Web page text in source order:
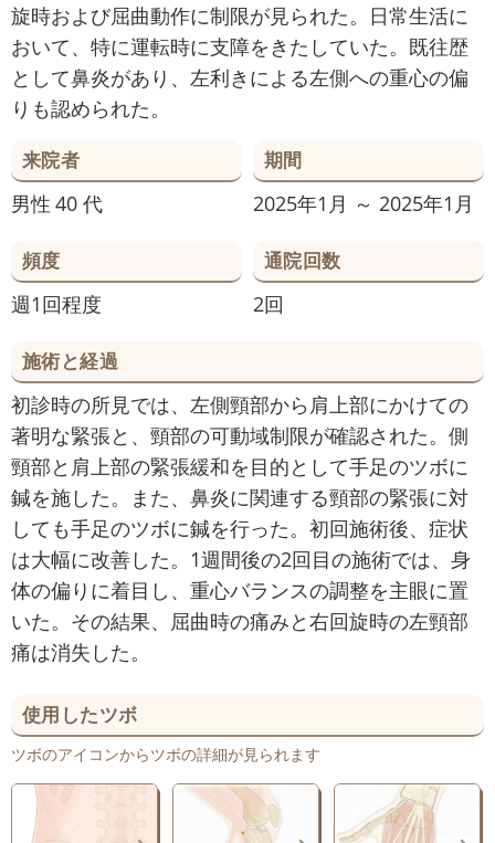
旋時および屈曲動作に制限が見られた。日常生活に
おいて、特に運転時に支障をきたしていた。既往歴
として鼻炎があり、左利きによる左側への重心の偏
りも認められた。
来院者
男性 40 代
期間
2025年1月 ～ 2025年1月
頻度
週1回程度
通院回数
2回
施術と経過
初診時の所見では、左側頸部から肩上部にかけての
著明な緊張と、頸部の可動域制限が確認された。側
頸部と肩上部の緊張緩和を目的として手足のツボに
鍼を施した。また、鼻炎に関連する頸部の緊張に対
しても手足のツボに鍼を行った。初回施術後、症状
は大幅に改善した。1週間後の2回目の施術では、身
体の偏りに着目し、重心バランスの調整を主眼に置
いた。その結果、屈曲時の痛みと右回旋時の左頸部
痛は消失した。
使用したツボ
ツボのアイコンからツボの詳細が見られます